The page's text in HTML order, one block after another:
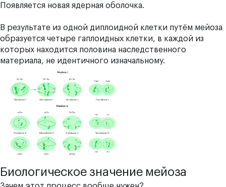
Появляется новая ядерная оболочка.
В результате из одной диплоидной клетки путём мейоза
образуется четыре гаплоидных клетки, в каждой из
которых находится половина наследственного
материала, не идентичного изначальному.
Биологическое значение мейоза